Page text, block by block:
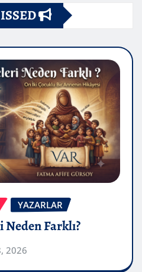
YAZARLAR
Farklı?
2026